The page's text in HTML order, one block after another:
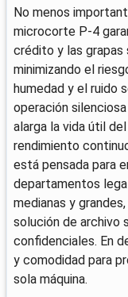
No menos
microcorte P-4
crédito y las grapas
minimizando el
humedad y el ruido
operación
alarga la vida útil
rendimiento
está pensada para
departamentos
medianas y
solución de archivo
confidenciales. En
y comodidad para
sola máquina.